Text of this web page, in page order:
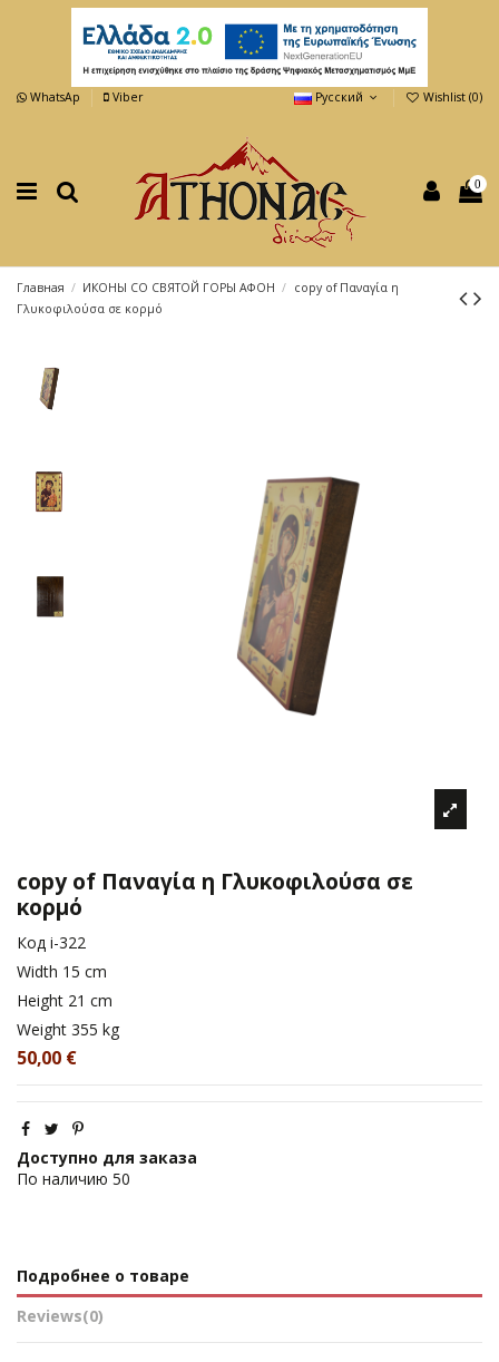
WhatsAp Viber Русский Wishlist (0)
0
Главная ИКОНЫ СО СВЯТОЙ ГОРЫ АФОН
copy of Παναγία η
Γλυκοφιλούσα σε κορμό
copy of Παναγία η Γλυκοφιλούσα σε
κορμό
Код i-322
Width 15 cm
Height 21 cm
Weight 355 kg
50,00 €
Доступно для заказа
По наличию 50
Подробнее о товаре
Reviews(0)